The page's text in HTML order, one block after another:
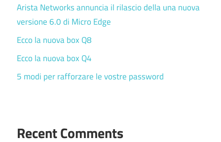
Arista Networks annuncia il rilascio della una nuova
versione 6.0 di Micro Edge
Ecco la nuova box Q8
Ecco la nuova box Q4
5 modi per rafforzare le vostre password
Recent Comments